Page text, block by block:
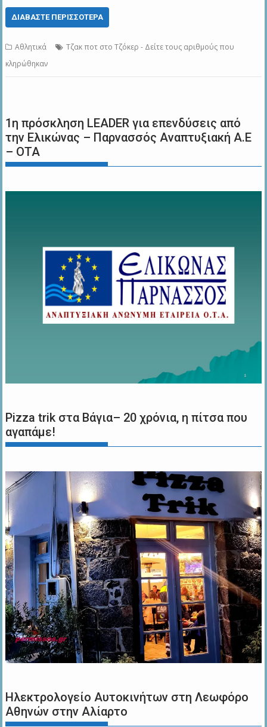
ΔΙΑΒΆΣΤΕ ΠΕΡΙΣΣΌΤΕΡΑ
Αθλητικά
Τζακ ποτ στο Τζόκερ - Δείτε τους αριθμούς που
κληρώθηκαν
1η πρόσκληση LEADER για επενδύσεις από
την Ελικώνας – Παρνασσός Αναπτυξιακή Α.Ε
– ΟΤΑ
Pizza trik στα Βάγια– 20 χρόνια, η πίτσα που
αγαπάμε!
Ηλεκτρολογείο Αυτοκινήτων στη Λεωφόρο
Αθηνών στην Αλίαρτο